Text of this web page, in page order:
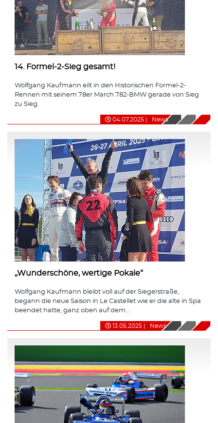
14. Formel-2-Sieg gesamt!
Wolfgang Kaufmann eilt in den Historischen Formel-2-
Rennen mit seinem 78er March 782-BMW gerade von Sieg
zu Sieg.
04.07.2025 News
„Wunderschöne, wertige Pokale“
Wolfgang Kaufmann bleibt voll auf der Siegerstraße,
begann die neue Saison in Le Castellet wie er die alte in Spa
beendet hatte, ganz oben auf dem...
13.05.2025 News